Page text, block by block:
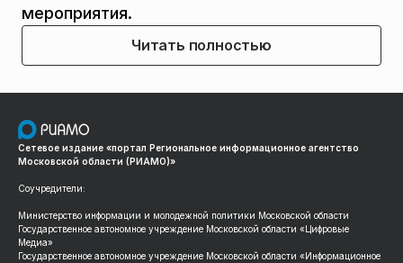
мероприятия.
Читать полностью
Сетевое издание «портал Региональное информационное агентство
Московской области (РИАМО)»
Соучредители:
Министерство информации и молодежной политики Московской области
Государственное автономное учреждение Московской области «Цифровые
Медиа»
Государственное автономное учреждение Московской области «Информационное